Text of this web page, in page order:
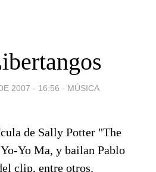
2007 - 16:56 - MÚSICA
de Sally Potter "The
Yo Ma, y bailan Pablo
clip, entre otros.